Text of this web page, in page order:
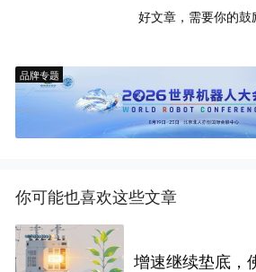
好文章，需要你的鼓
品牌专题
你可能也喜欢这些文章
增速继续垫底，